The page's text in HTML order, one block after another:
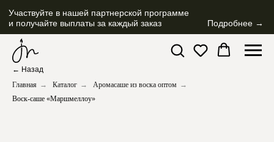
Участвуйте в нашей партнерской программе
и получайте выплаты за каждый заказ Подробнее →
← Назад
Главная → Каталог → Аромасаше из воска оптом →
Воск-саше «Маршмеллоу»